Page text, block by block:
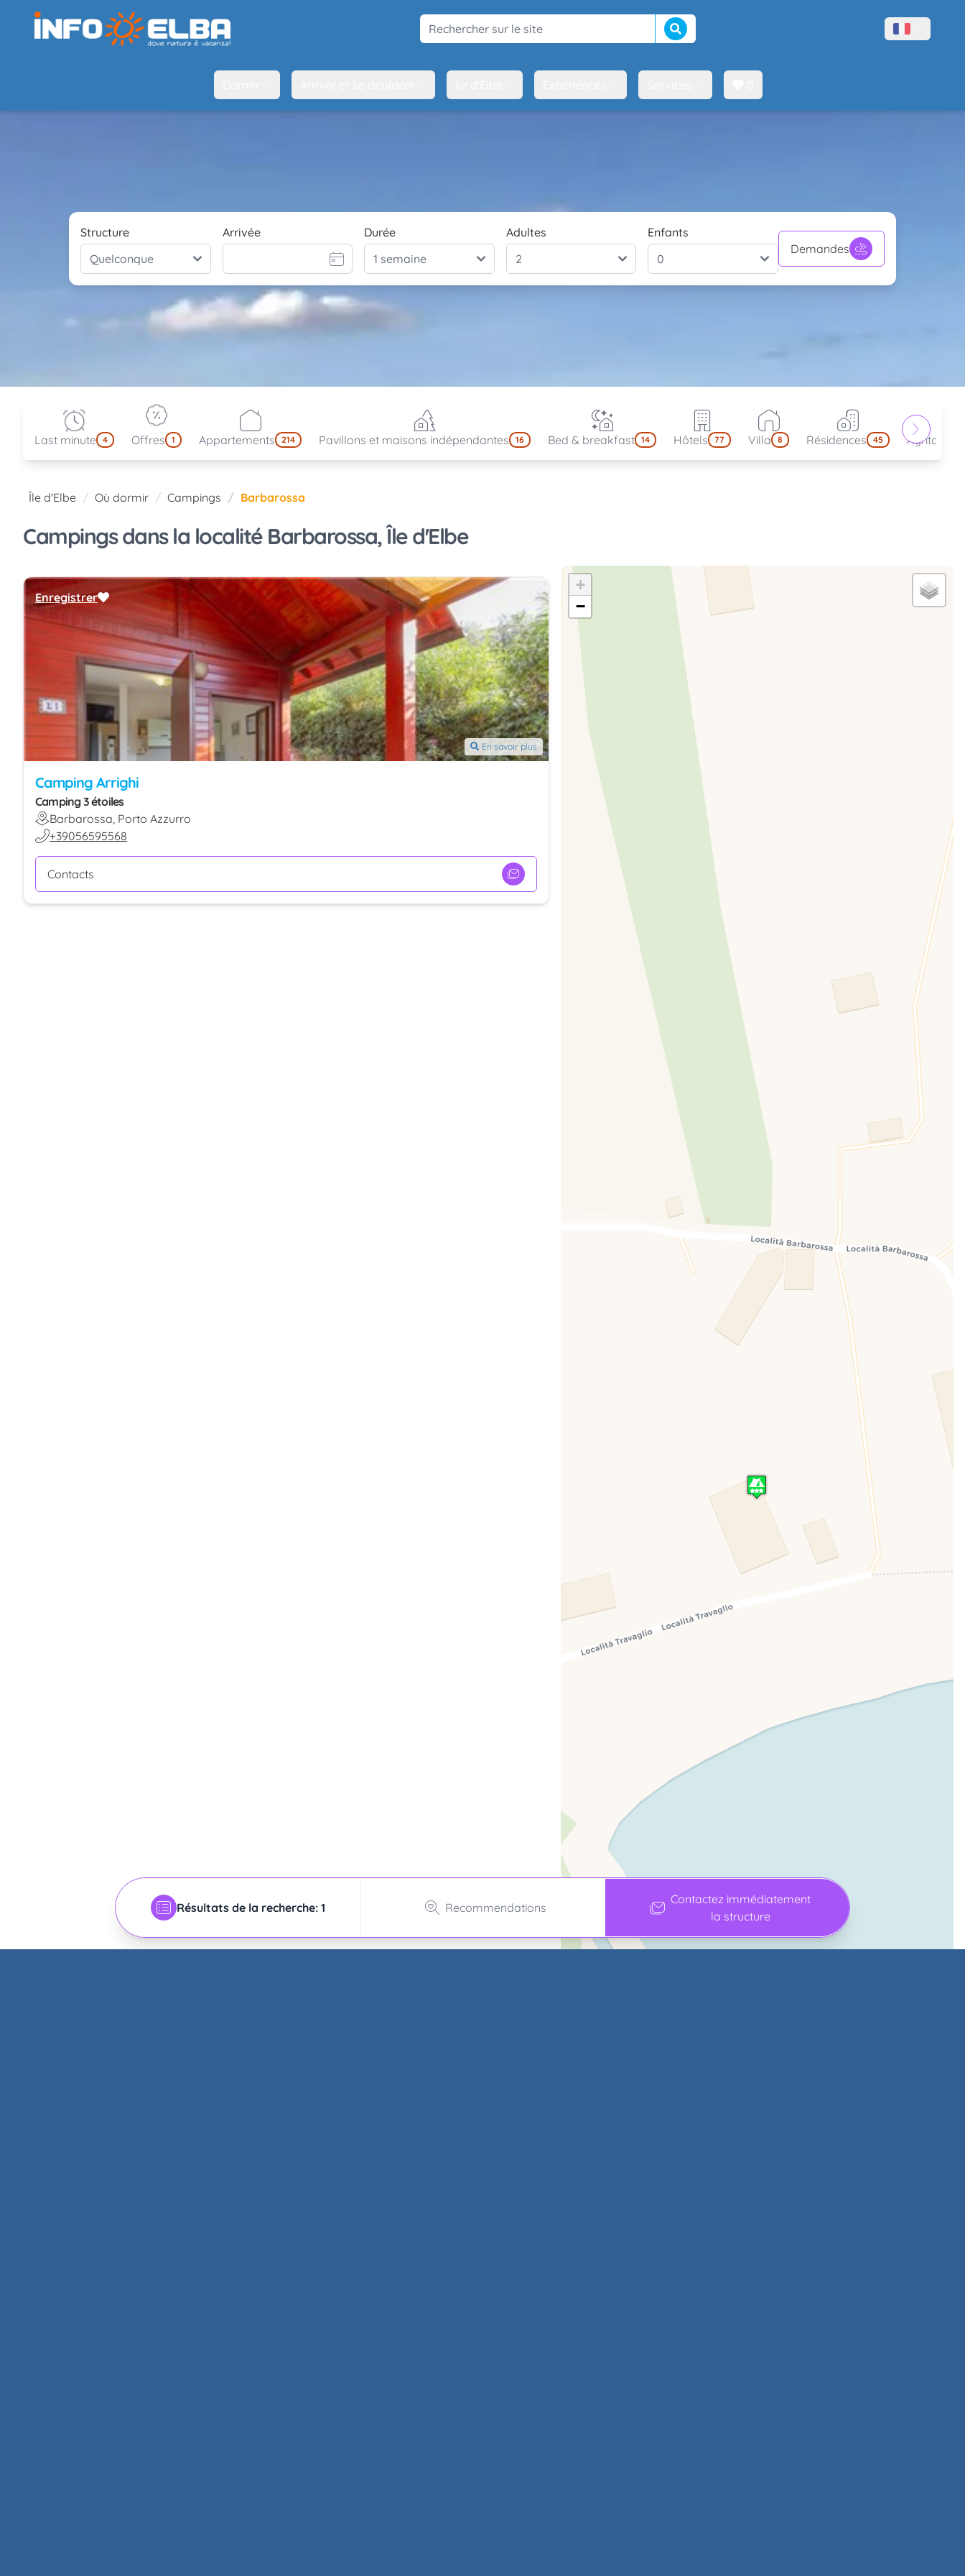
Rechercher sur le site Lancer la recherche Menù lingue
Structure Arrivée Durée Adultes
Enfants
Demandes
Last minute 4 Offres 1 Appartements 214 Pavillons et maisons indépendantes 16 Bed & breakfast 14 Hôtels 77 Villa 8 Résidences 45
Île d'Elbe Où dormir Campings Barbarossa
Campings dans la localité Barbarossa, Île d'Elbe
En savoir plus
Camping Arrighi
Camping 3 étoiles
Barbarossa, Porto Azzurro
+39056595568
Contacts
Enregistrer
+
−
Résultats de la recherche: 1 Recommendations
Contactez immédiatement
la structure